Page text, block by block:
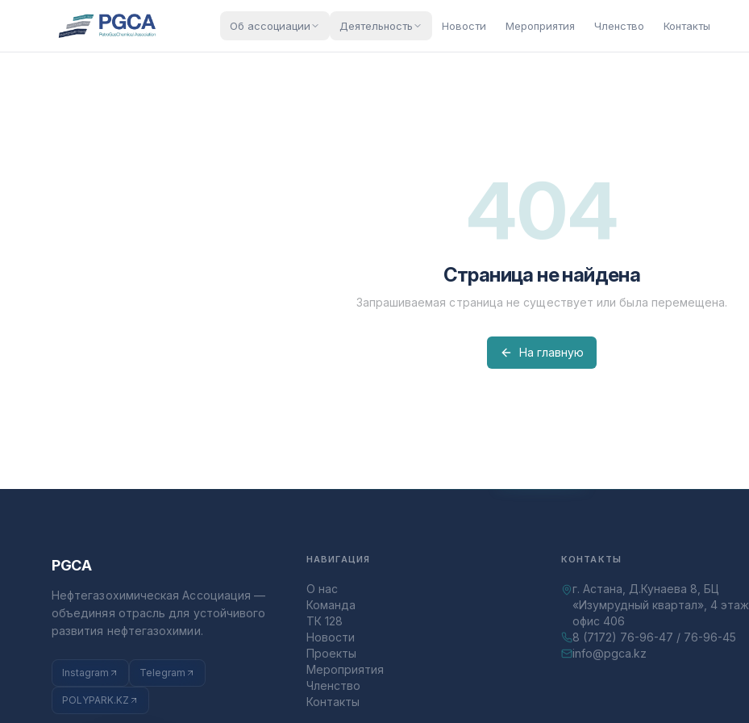
Об ассоциации Деятельность Новости Мероприятия Членство Контакты
404
Страница не найдена
Запрашиваемая страница не существует или была перемещена.
На главную
PGCA
Нефтегазохимическая Ассоциация —
объединяя отрасль для устойчивого
развития нефтегазохимии.
Instagram Telegram
POLYPARK.KZ
НАВИГАЦИЯ
О нас
Команда
ТК 128
Новости
Проекты
Мероприятия
Членство
Контакты
КОНТАКТЫ
г. Астана, Д.Кунаева 8, БЦ
«Изумрудный квартал», 4 этаж,
офис 406
8 (7172) 76-96-47 / 76-96-45
info@pgca.kz